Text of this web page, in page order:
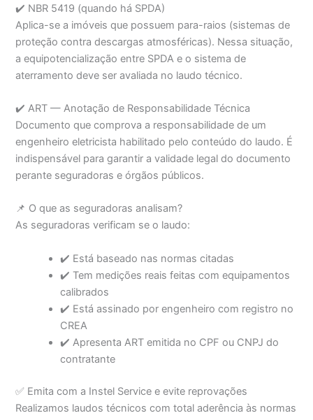
✔️ NBR 5419 (quando há SPDA)
Aplica-se a imóveis que possuem para-raios (sistemas de
proteção contra descargas atmosféricas). Nessa situação,
a equipotencialização entre SPDA e o sistema de
aterramento deve ser avaliada no laudo técnico.
✔️ ART — Anotação de Responsabilidade Técnica
Documento que comprova a responsabilidade de um
engenheiro eletricista habilitado pelo conteúdo do laudo. É
indispensável para garantir a validade legal do documento
perante seguradoras e órgãos públicos.
📌 O que as seguradoras analisam?
As seguradoras verificam se o laudo:
✔️ Está baseado nas normas citadas
✔️ Tem medições reais feitas com equipamentos
calibrados
✔️ Está assinado por engenheiro com registro no
CREA
✔️ Apresenta ART emitida no CPF ou CNPJ do
contratante
✅ Emita com a Instel Service e evite reprovações
Realizamos laudos técnicos com total aderência às normas